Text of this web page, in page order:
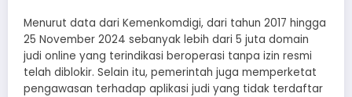
Menurut data dari Kemenkomdigi, dari tahun 2017 hingga
25 November 2024 sebanyak lebih dari 5 juta domain
judi online yang terindikasi beroperasi tanpa izin resmi
telah diblokir. Selain itu, pemerintah juga memperketat
pengawasan terhadap aplikasi judi yang tidak terdaftar